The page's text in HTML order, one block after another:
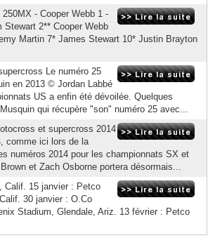
- Cooper Webb 1 -
2** Cooper Webb
Martin 7* James Stewart 10* Justin Brayton
Le numéro 25
en 2013 © Jordan Labbé
US a enfin été dévoilée. Quelques
qui récupère "son" numéro 25 avec...
et supercross 2014
comme ici lors de la
numéros 2014 pour les championnats SX et
et Zach Osborne portera désormais...
Calif. 15 janvier : Petco
30 janvier : O.Co
Stadium, Glendale, Ariz. 13 février : Petco